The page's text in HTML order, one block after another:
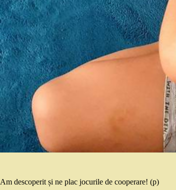
Am descoperit și ne plac jocurile de cooperare! (p)